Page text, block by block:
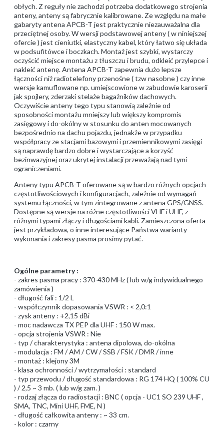
obłych. Z reguły nie zachodzi potrzeba dodatkowego strojenia
anteny, anteny są fabrycznie kalibrowane. Ze względu na małe
gabaryty antena APCB-T jest praktycznie niezauważalna dla
przeciętnej osoby. W wersji podstawowej anteny ( w niniejszej
ofercie ) jest cieniutki, elastyczny kabel, który łatwo się układa
w podsufitówce i boczkach. Montaż jest szybki, wystarczy
oczyścić miejsce montażu z tłuszczu i brudu, odkleić przylepce i
nakleić antenę. Antena APCB-T zapewnia dużo lepsze
łączności niż radiotelefony przenośne ( tzw nasobne ) czy inne
wersje kamuflowane np. umiejscowione w zabudowie karoserii
jak spojlery, zderzaki stelaże bagażników dachowych.
Oczywiście anteny tego typu stanowią zależnie od
sposobności montażu mniejszy lub większy kompromis
zasięgowy i do-okólny w stosunku do anten mocowanych
bezpośrednio na dachu pojazdu, jednakże w przypadku
współpracy ze stacjami bazowymi i przemiennikowymi zasięgi
są naprawdę bardzo dobre i wystarczające a korzyść
bezinwazyjnej oraz ukrytej instalacji przeważają nad tymi
ograniczeniami.
Anteny typu APCB-T oferowane są w bardzo różnych opcjach
częstotliwościowych i konfiguracjach, zależnie od wymagań
systemu łączności, w tym zintegrowane z antena GPS/GNSS.
Dostępne są wersje na różne częstotliwości VHF i UHF, z
różnymi typami złączy i długościami kabli. Zamieszczona oferta
jest przykładowa, o inne interesujące Państwa warianty
wykonania i zakresy pasma prosimy pytać.
Ogólne parametry :
- zakres pasma pracy : 370-430 MHz ( lub w/g indywidualnego
zamówienia )
- długość fali : 1/2 L
- współczynnik dopasowania VSWR : < 2,0:1
- zysk anteny : +2,15 dBi
- moc nadawcza TX PEP dla UHF : 150 W max.
- opcja strojenia VSWR : Nie
- typ / charakterystyka : antena dipolowa, do-okólna
- modulacja : FM / AM / CW / SSB / FSK / DMR / inne
- montaż : klejony 3M
- klasa ochronności / wytrzymałości : standard
- typ przewodu / długość standardowa : RG 174 HQ ( 100% CU
) / 2,5 ~ 3 mb. ( lub w/g zam. )
- rodzaj złącza do radiostacji : BNC ( opcja - UC1 SO 239 UHF ,
SMA, TNC, Mini UHF, FME, N )
- długość całkowita anteny : ~ 33 cm.
- kolor : czarny